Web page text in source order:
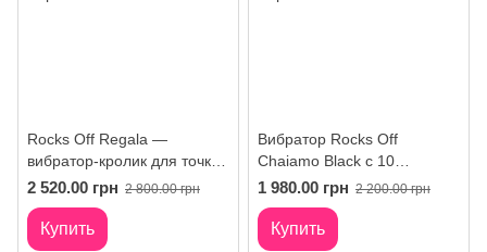
Rocks Off Regala —
вибратор-кролик для точки
A с двойной стимуляцией
2 520.00 грн 2 800.00 грн
Купить
Вибратор Rocks Off
Chaiamo Black с 10
режимами вибрации
1 980.00 грн 2 200.00 грн
Купить